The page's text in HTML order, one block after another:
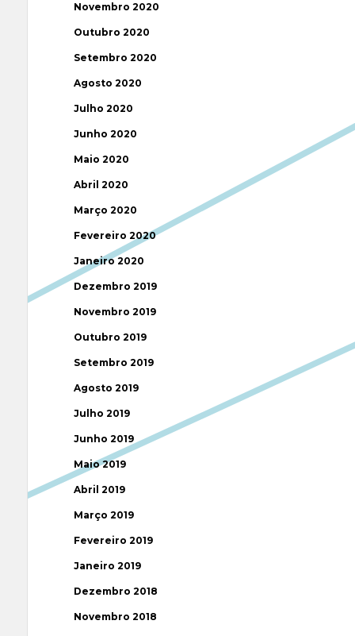
Novembro 2020
Outubro 2020
Setembro 2020
Agosto 2020
Julho 2020
Junho 2020
Maio 2020
Abril 2020
Março 2020
Fevereiro 2020
Janeiro 2020
Dezembro 2019
Novembro 2019
Outubro 2019
Setembro 2019
Agosto 2019
Julho 2019
Junho 2019
Maio 2019
Abril 2019
Março 2019
Fevereiro 2019
Janeiro 2019
Dezembro 2018
Novembro 2018